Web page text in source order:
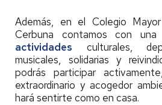
Además, en el Colegio
Cerbuna contamos con una
actividades culturales,
musicales, solidarias y
podrás participar
extraordinario y acogedor
hará sentirte como en casa.